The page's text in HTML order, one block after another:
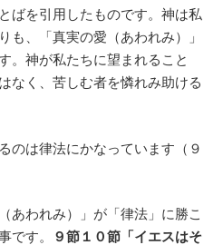
ばを引用したものです。神は私
も、「真実の愛（あわれみ）」
。神が私たちに望まれること
なく、苦しむ者を憐れみ助ける
のは律法にかなっています（９
あわれみ）」が「律法」に勝こ
です。
９節１０節「イエスはそ